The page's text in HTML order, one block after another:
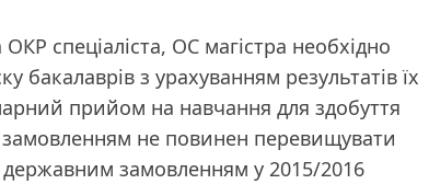
спеціаліста, ОС магістра необхідно
з урахуванням результатів їх
прийом на навчання для здобуття
замовленням не повинен перевищувати
державним замовленням у 2015/2016